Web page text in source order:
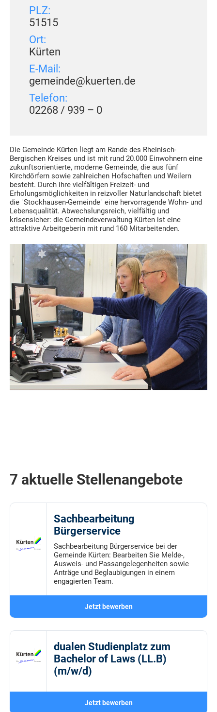
Die Gemeinde Kürten liegt am Rande des Rheinisch-
Bergischen Kreises und ist mit rund 20.000 Einwohnern eine
zukunftsorientierte, moderne Gemeinde, die aus fünf
Kirchdörfern sowie zahlreichen Hofschaften und Weilern
besteht. Durch ihre vielfältigen Freizeit- und
Erholungsmöglichkeiten in reizvoller Naturlandschaft bietet
die "Stockhausen-Gemeinde" eine hervorragende Wohn- und
Lebensqualität. Abwechslungsreich, vielfältig und
krisensicher: die Gemeindeverwaltung Kürten ist eine
attraktive Arbeitgeberin mit rund 160 Mitarbeitenden.
PLZ:
51515
Ort:
Kürten
E-Mail:
gemeinde@kuerten.de
Telefon:
02268 / 939 – 0
7 aktuelle Stellenangebote
Sachbearbeitung
Bürgerservice
Sachbearbeitung Bürgerservice bei der
Gemeinde Kürten: Bearbeiten Sie Melde-,
Ausweis- und Passangelegenheiten sowie
Anträge und Beglaubigungen in einem
engagierten Team.
Jetzt bewerben
dualen Studienplatz zum
Bachelor of Laws (LL.B)
(m/w/d)
Jetzt bewerben